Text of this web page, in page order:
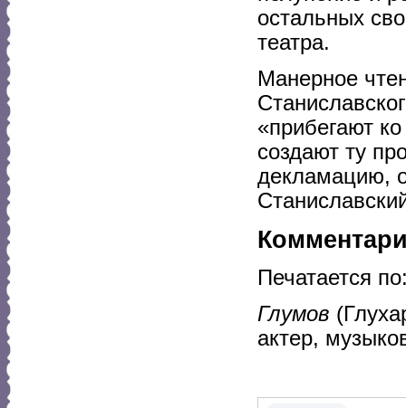
остальных
театра.
Манерное
«прибегают
создают ту
декламацию,
Печатается
Глумов
актер,